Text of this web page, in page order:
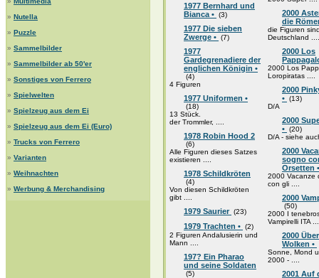
» Nutella
» Puzzle
» Sammelbilder
» Sammelbilder ab 50'er
» Sonstiges von Ferrero
» Spielwelten
» Spielzeug aus dem Ei
» Spielzeug aus dem Ei (Euro)
» Trucks von Ferrero
» Varianten
» Weihnachten
» Werbung & Merchandising
1977 Bernhard und
Bianca • (3)
1977 Die sieben
Zwerge • (7)
1977
Gardegrenadiere der
englichen Königin •
(4)
4 Figuren
1977 Uniformen •
(18)
13 Stück.
der Trommler, ....
1978 Robin Hood 2
(6)
Alle Figuren dieses Satzes
existieren ....
1978 Schildkröten
(4)
Von diesen Schildkröten
gibt ....
1979 Saurier (23)
1979 Trachten • (2)
2 Figuren Andalusierin und
Mann ....
197? Ein Pharao
und seine Soldaten
(5)
2000
die
die Figuren
Deutschland ....
2000 Los
2000 Los
Loropiratas ....
2000
• (13)
D/A
2000
• (20)
D/A - siehe
2000
sogno
Orsetten
2000 Vacanze
con gli ....
2000
(50)
2000 I
Vampirelli ITA
2000
Wolken •
Sonne, Mond
2000 - ....
2001 Auf